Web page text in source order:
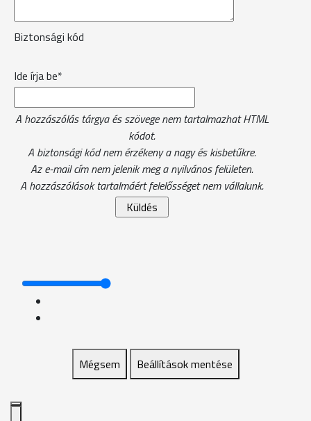
Biztonsági kód
Ide írja be*
A hozzászólás tárgya és szövege nem tartalmazhat HTML
kódot.
A biztonsági kód nem érzékeny a nagy és kisbetűkre.
Az e-mail cím nem jelenik meg a nyilvános felületen.
A hozzászólások tartalmáért felelősséget nem vállalunk.
Mégsem Beállítások mentése